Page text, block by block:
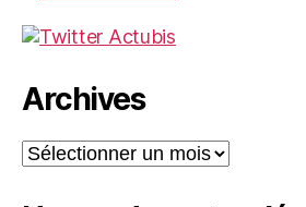
Archives
Archives